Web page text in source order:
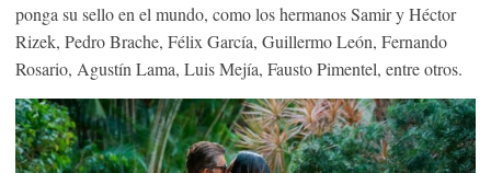
ponga su sello en el mundo, como los hermanos Samir y Héctor
Rizek, Pedro Brache, Félix García, Guillermo León, Fernando
Rosario, Agustín Lama, Luis Mejía, Fausto Pimentel, entre otros.